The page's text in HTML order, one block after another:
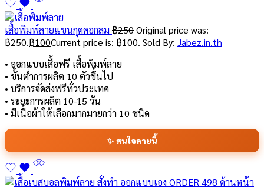
เสื้อพิมพ์ลายแขนกุดคอกลม ฿250Original price was:
฿250.฿100Current price is: ฿100. Sold By: Jabez.in.th
• ออกแบบเสื้อฟรี เสื้อพิมพ์ลาย
• ขั้นต่ำการผลิต 10 ตัวขึ้นไป
• บริการจัดส่งฟรีทั่วประเทศ
• ระยะการผลิต 10-15 วัน
• มีเนื้อผ้าให้เลือกมากมายกว่า 10 ชนิด
✨ สนใจลายนี้